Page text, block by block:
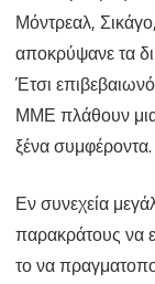
Μόντρεαλ,
αποκρύψανε τα
Έτσι
ΜΜΕ πλάθουν
ξένα συμφέροντα.
Εν συνεχεία
παρακράτους να
το να